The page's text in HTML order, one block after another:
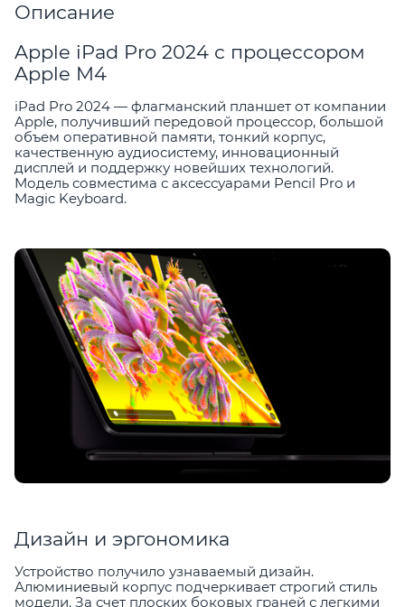
Описание
Apple iPad Pro 2024 с процессором
Apple M4
iPad Pro 2024 — флагманский планшет от компании
Apple, получивший передовой процессор, большой
объем оперативной памяти, тонкий корпус,
качественную аудиосистему, инновационный
дисплей и поддержку новейших технологий.
Модель совместима с аксессуарами Pencil Pro и
Magic Keyboard.
Дизайн и эргономика
Устройство получило узнаваемый дизайн.
Алюминиевый корпус подчеркивает строгий стиль
модели. За счет плоских боковых граней с легкими